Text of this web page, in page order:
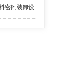
密闭装卸设